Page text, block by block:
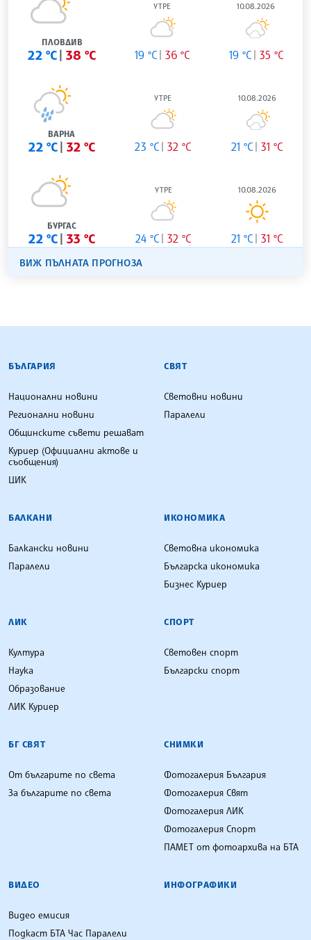
ПЛОВДИВ
22 °C 38 °C
УТРЕ
19 °C 36 °C
10.08.2026
19 °C 35 °C
ВАРНА
22 °C 32 °C
УТРЕ
23 °C 32 °C
10.08.2026
21 °C 31 °C
БУРГАС
22 °C 33 °C
УТРЕ
24 °C 32 °C
10.08.2026
21 °C 31 °C
ВИЖ ПЪЛНАТА ПРОГНОЗА
БЪЛГАРСКА ТЕЛЕГРАФНА АГЕНЦИЯ
БЪЛГАРИЯ
Национални новини
Регионални новини
Общинските съвети решават
Куриер (Официални актове и
съобщения)
ЦИК
СВЯТ
Световни новини
Паралели
БАЛКАНИ
Балкански новини
Паралели
ИКОНОМИКА
Световна икономика
Българска икономика
Бизнес Куриер
ЛИК
Култура
Наука
Образование
ЛИК Куриер
СПОРТ
Световен спорт
Български спорт
БГ СВЯТ
От българите по света
За българите по света
СНИМКИ
Фотогалерия България
Фотогалерия Свят
Фотогалерия ЛИК
Фотогалерия Спорт
ПАМЕТ от фотоархива на БТА
ВИДЕО
Видео емисия
Подкаст БТА Час Паралели
ИНФОГРАФИКИ